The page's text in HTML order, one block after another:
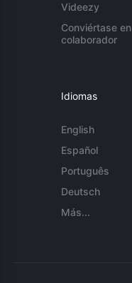
Videezy
Conviértase en
colaborador
Idiomas
English
Español
Português
Deutsch
Más...